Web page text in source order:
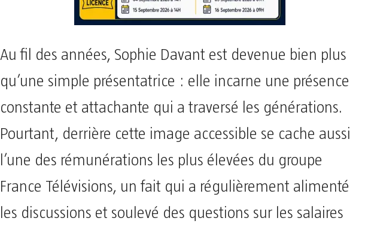
Au fil des années, Sophie Davant est devenue bien plus
qu’une simple présentatrice : elle incarne une présence
constante et attachante qui a traversé les générations.
Pourtant, derrière cette image accessible se cache aussi
l’une des rémunérations les plus élevées du groupe
France Télévisions, un fait qui a régulièrement alimenté
les discussions et soulevé des questions sur les salaires